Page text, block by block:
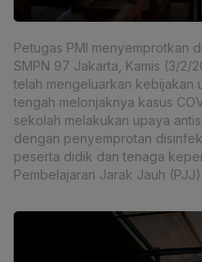
Petugas PMI menyemprotkan
SMPN 97 Jakarta, Kamis (3/2/
telah mengeluarkan kebijakan
tengah melonjaknya kasus
sekolah melakukan upaya
dengan penyemprotan
peserta didik dan tenaga
Pembelajaran Jarak Jauh (PJJ).